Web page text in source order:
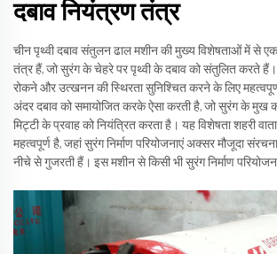
दबाव नियंत्रण तंत्र
चीन पृथ्वी दबाव संतुलन ढाल मशीन की मुख्य विशेषताओं में से
तंत्र हैं, जो सुरंग के चेहरे पर पृथ्वी के दबाव को संतुलित करते
रोकने और उत्खनन की स्थिरता सुनिश्चित करने के लिए
अंदर दबाव को समायोजित करके ऐसा करती है, जो सुरंग के मुख
मिट्टी के प्रवाह को नियंत्रित करता है। यह विशेषता शहरी
महत्वपूर्ण है, जहां सुरंग निर्माण परियोजनाएं अक्सर मौजूदा
नीचे से गुजरती हैं। इस मशीन से किसी भी सुरंग निर्माण